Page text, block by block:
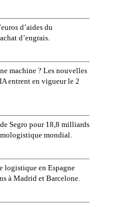
d’aides du
d’engrais.
machine ? Les nouvelles
entrent en vigueur le 2
Segro pour 18,8 milliards
mondial.
logistique en Espagne
à Madrid et Barcelone.